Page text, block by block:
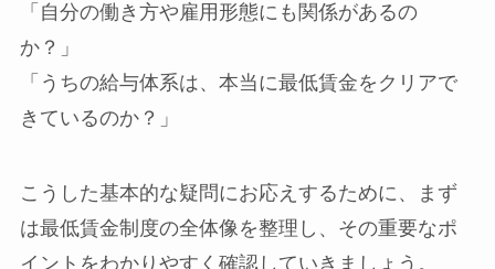
「自分の働き方や雇用形態にも関係があるの
か？」
「うちの給与体系は、本当に最低賃金をクリアで
きているのか？」
こうした基本的な疑問にお応えするために、まず
は最低賃金制度の全体像を整理し、その重要なポ
イントをわかりやすく確認していきましょう。